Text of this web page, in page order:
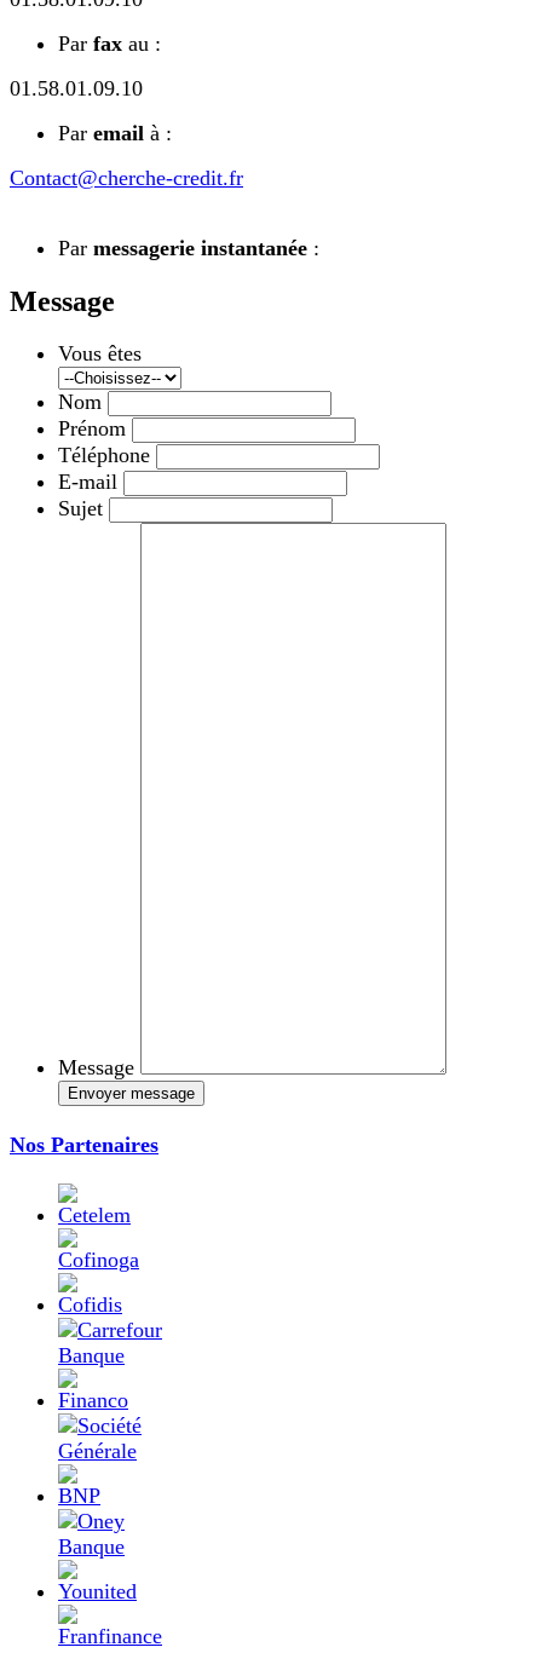
Par fax au :
01.58.01.09.10
Par email à :
Contact@cherche-credit.fr
Par messagerie instantanée :
Message
Vous êtes
Nom
Prénom
Téléphone
E-mail
Sujet
Message
Nos Partenaires